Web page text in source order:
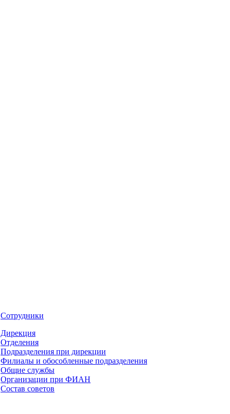
Сотрудники
Дирекция
Отделения
Подразделения при дирекции
Филиалы и обособленные подразделения
Общие службы
Организации при ФИАН
Состав советов